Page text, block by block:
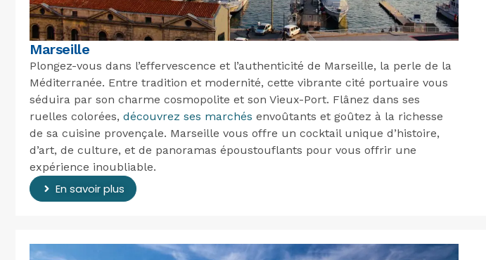
Marseille
Plongez-vous dans l’effervescence et l’authenticité de Marseille, la perle de la
Méditerranée. Entre tradition et modernité, cette vibrante cité portuaire vous
séduira par son charme cosmopolite et son Vieux-Port. Flânez dans ses
ruelles colorées, découvrez ses marchés envoûtants et goûtez à la richesse
de sa cuisine provençale. Marseille vous offre un cocktail unique d’histoire,
d’art, de culture, et de panoramas époustouflants pour vous offrir une
expérience inoubliable.
En savoir plus